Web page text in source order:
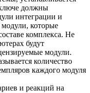
должны
интеграции и
которые
комплекса. Не
будут
модули.
количество
каждого модуля
и реакций на